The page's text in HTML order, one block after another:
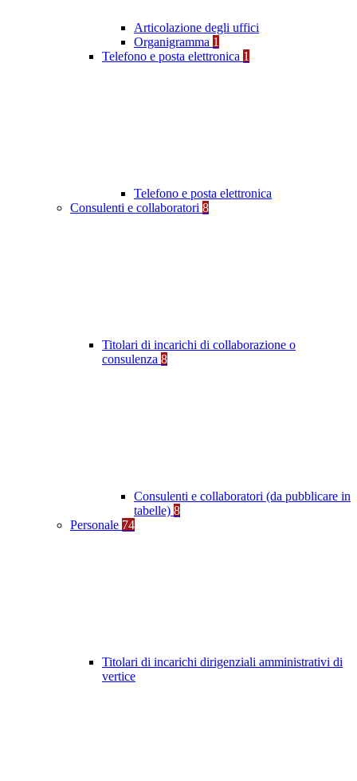
Articolazione degli uffici
Organigramma 1
Telefono e posta elettronica 1
Telefono e posta elettronica
Consulenti e collaboratori 8
Titolari di incarichi di collaborazione o
consulenza 8
Consulenti e collaboratori (da pubblicare in
tabelle) 8
Personale 74
Titolari di incarichi dirigenziali amministrativi di
vertice